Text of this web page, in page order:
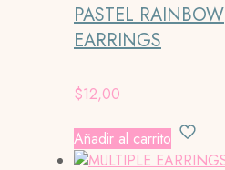
PASTEL RAINBOW
EARRINGS
$12,00
Añadir al carrito